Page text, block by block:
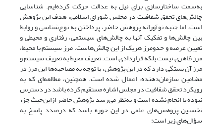
به‌سمت ساختارسازی برای نیل به عدالت حرکت کرده‌ایم. شناسایی
چالش‌های تحقق شفافیت در مجلس شورای اسلامی، هدف این پژوهش
است. اما جنبه نوآورانه پژوهش حاضر، پرداختن به نوع‌شناسی و روابط
بین چالش‌ها و تفکیک آنها به چالش‌های سیستمی، رفتاری و محیطی و
تعیین عرصه و حدومرز هریک از این چالش‌هاست. مرز سیستم با محیط،
مرز ظاهری نیست بلکه قراردادی است. تعریف محیط به تعریف سیستم و
مرز آن بستگی دارد که در این پژوهش، با توجه به مصاحبه‌ها این مرز در
مضامین سازمان‌دهنده، اعمال شده ‌است. همچنین، مطالعه‌ای که به
رویکرد تحقق شفافیت در مجلس اشاره مستقیم کرده باشد در دسترس
نبوده یا انجام نشده است و به‌نظر می‌رسد پژوهش حاضر از‌این‌حیث جزء
نخستین پژوهش‌های علمی در این حوزه باشد که درصدد پاسخ به
سؤال‌های زیر است: